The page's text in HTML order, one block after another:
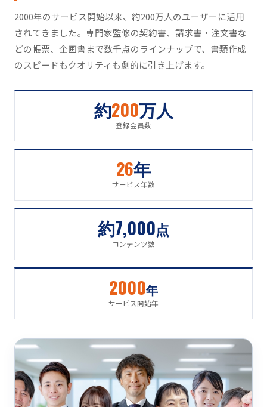
2000年のサービス開始以来、約200万人のユーザーに活用
されてきました。専門家監修の契約書、請求書・注文書な
どの帳票、企画書まで数千点のラインナップで、書類作成
のスピードもクオリティも劇的に引き上げます。
約200万人
登録会員数
26年
サービス年数
約7,000点
コンテンツ数
2000年
サービス開始年